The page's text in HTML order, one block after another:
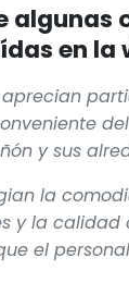
algunas
en la
aprecian
y sus
la
y la calidad
el